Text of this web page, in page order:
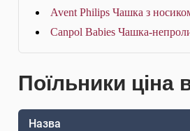
Avent Philips Чашка з
Canpol Babies Чашка-
Поїльники ціна
Назва